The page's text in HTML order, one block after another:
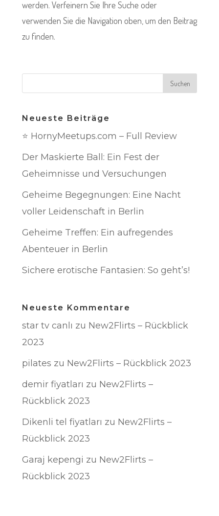
werden. Verfeinern Sie Ihre Suche oder
verwenden Sie die Navigation oben, um den Beitrag
zu finden.
Neueste Beiträge
⭐ HornyMeetups.com – Full Review
Der Maskierte Ball: Ein Fest der
Geheimnisse und Versuchungen
Geheime Begegnungen: Eine Nacht
voller Leidenschaft in Berlin
Geheime Treffen: Ein aufregendes
Abenteuer in Berlin
Sichere erotische Fantasien: So geht’s!
Neueste Kommentare
star tv canlı zu New2Flirts – Rückblick
2023
pilates zu New2Flirts – Rückblick 2023
demir fiyatları zu New2Flirts –
Rückblick 2023
Dikenli tel fiyatları zu New2Flirts –
Rückblick 2023
Garaj kepengi zu New2Flirts –
Rückblick 2023